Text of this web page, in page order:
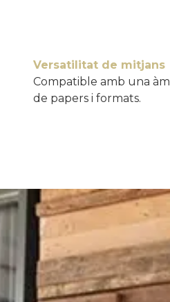
Versatilitat de mitjans
Compatible amb una
de papers i formats.